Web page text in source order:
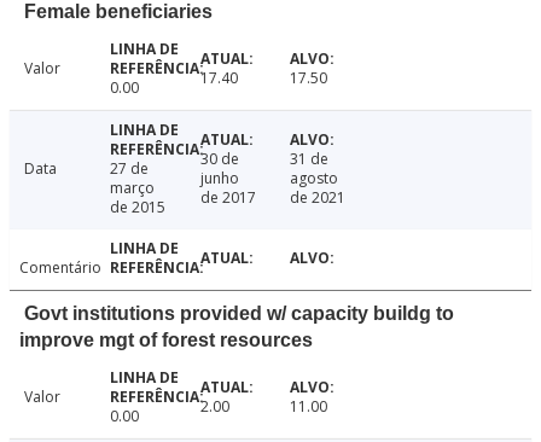
Female beneficiaries
Valor
0.00
17.40 17.50
Data
27 de
março
de 2015
30 de
junho
de 2017
31 de
agosto
de 2021
Comentário
Govt institutions provided w/ capacity buildg to
improve mgt of forest resources
Valor
0.00
2.00 11.00